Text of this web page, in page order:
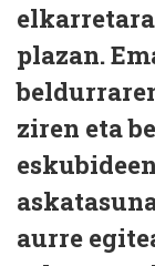
plazan.
ziren eta
aurre